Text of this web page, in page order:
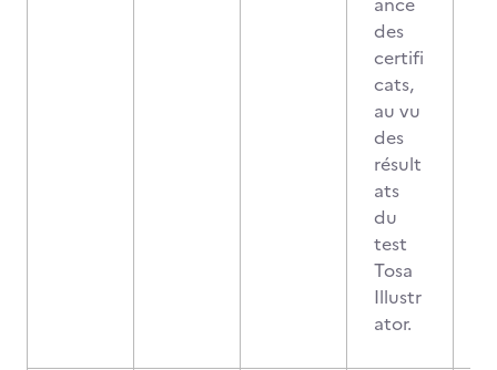
des
certifi
cats,
au vu
des
résult
ats
du
test
Tosa
Illustr
ator.